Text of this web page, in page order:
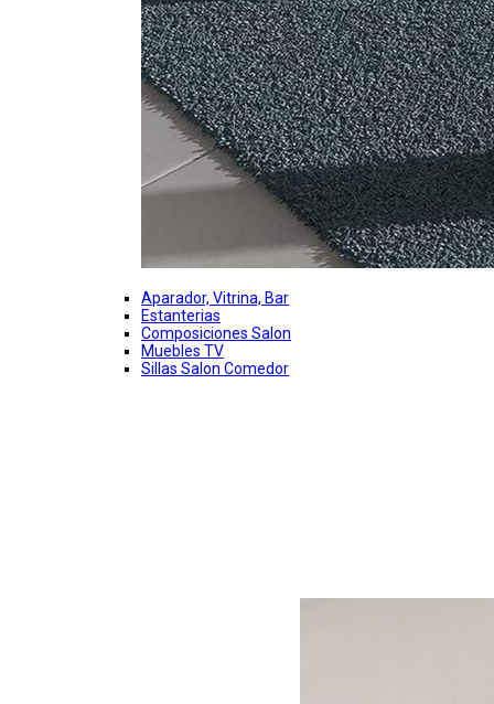
Aparador, Vitrina, Bar
Estanterias
Composiciones Salon
Muebles TV
Sillas Salon Comedor